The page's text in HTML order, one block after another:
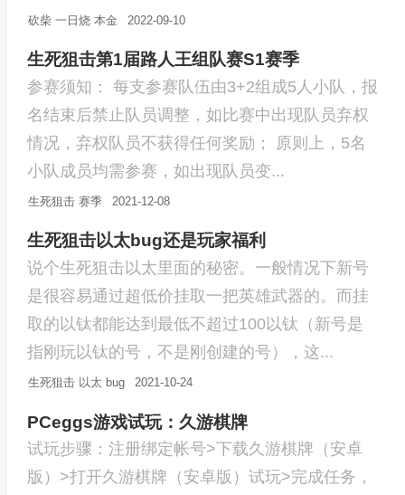
砍柴 一日烧 本金 2022-09-10
生死狙击第1届路人王组队赛S1赛季
参赛须知： 每支参赛队伍由3+2组成5人小队，报
名结束后禁止队员调整，如比赛中出现队员弃权
情况，弃权队员不获得任何奖励； 原则上，5名
小队成员均需参赛，如出现队员变...
生死狙击 赛季 2021-12-08
生死狙击以太bug还是玩家福利
说个生死狙击以太里面的秘密。一般情况下新号
是很容易通过超低价挂取一把英雄武器的。而挂
取的以钛都能达到最低不超过100以钛（新号是
指刚玩以钛的号，不是刚创建的号），这...
生死狙击 以太 bug 2021-10-24
PCeggs游戏试玩：久游棋牌
试玩步骤：注册绑定帐号>下载久游棋牌（安卓
版）>打开久游棋牌（安卓版）试玩>完成任务，